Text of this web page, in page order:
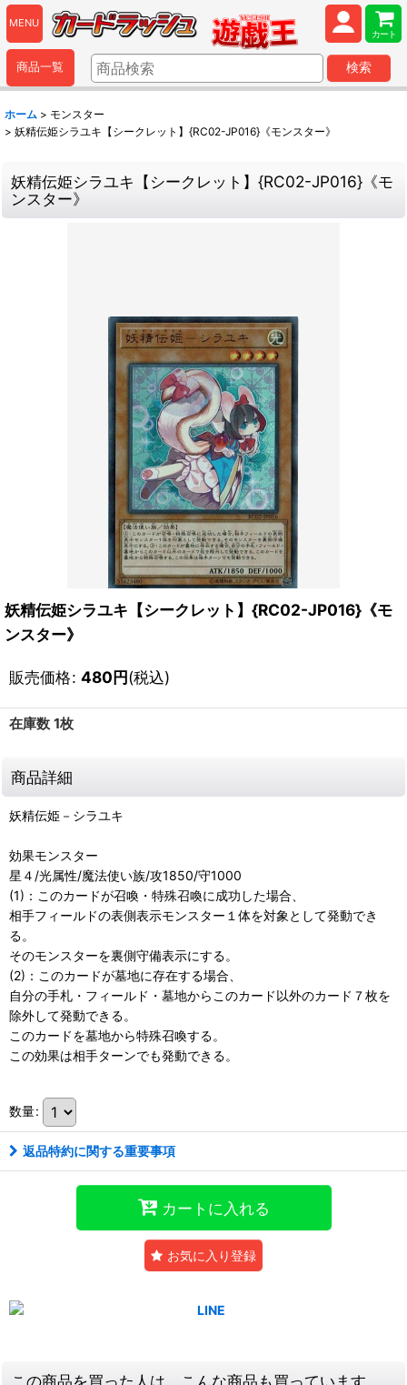
MENU
カート
商品一覧 検索
ホーム > モンスター
> 妖精伝姫シラユキ【シークレット】{RC02-JP016}《モンスター》
妖精伝姫シラユキ【シークレット】{RC02-JP016}《モ
ンスター》
妖精伝姫シラユキ【シークレット】{RC02-JP016}《モ
ンスター》
販売価格: 480円(税込)
在庫数 1枚
商品詳細
妖精伝姫－シラユキ
効果モンスター
星４/光属性/魔法使い族/攻1850/守1000
(1)：このカードが召喚・特殊召喚に成功した場合、
相手フィールドの表側表示モンスター１体を対象として発動でき
る。
そのモンスターを裏側守備表示にする。
(2)：このカードが墓地に存在する場合、
自分の手札・フィールド・墓地からこのカード以外のカード７枚を
除外して発動できる。
このカードを墓地から特殊召喚する。
この効果は相手ターンでも発動できる。
数量:
返品特約に関する重要事項
カートに入れる
お気に入り登録
この商品を買った人は、こんな商品も買っています